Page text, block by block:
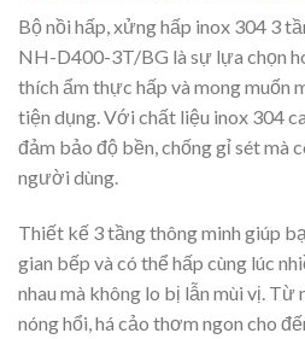
Bộ nồi hấp, xửng hấp inox 304 3
NH-D400-3T/BG là sự lựa chọn
thích ẩm thực hấp và mong muốn
tiện dụng. Với chất liệu inox 304
đảm bảo độ bền, chống gỉ sét mà
người dùng.
Thiết kế 3 tầng thông minh giúp
gian bếp và có thể hấp cùng lúc
nhau mà không lo bị lẫn mùi vị. Từ
nóng hổi, há cảo thơm ngon cho